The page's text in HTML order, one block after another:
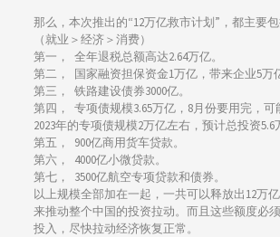
那么，本次推出的“12万亿救市计划”，都主要
（就业＞经济＞消费）
第一， 全年退税总额高达2.64万亿。
第二， 国家融资担保资金1万亿，带来企业5万
第三， 铁路建设债券3000亿。
第四， 专项债规模3.65万亿，8月份要用完，可
2023年的专项债规模2万亿左右，预计总投资5.6
第五， 900亿商用货车贷款。
第六， 4000亿小微贷款。
第七， 3500亿航空专项贷款和债券。
以上规模全部加在一起，一共可以释放出12万
来推动整个中国的投资拉动。而且这些额度必
投入，尽快拉动经济恢复正常。